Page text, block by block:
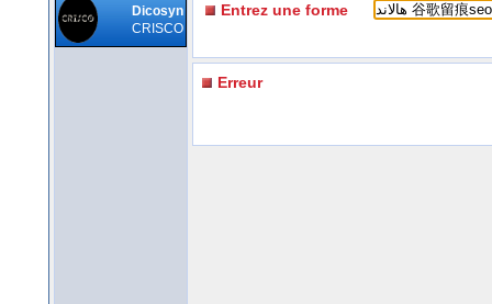
Dicosyn
CRISCO
Entrez une forme
Erreur